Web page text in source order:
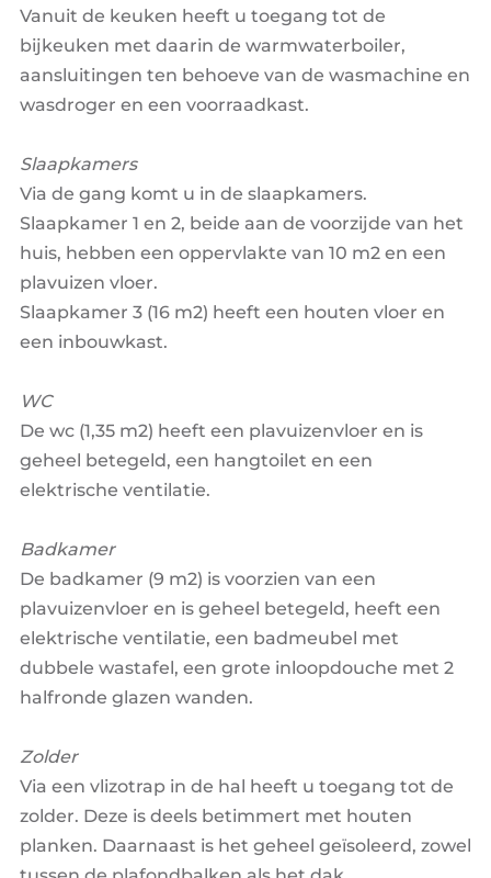
Vanuit de keuken heeft u toegang tot de
bijkeuken met daarin de warmwaterboiler,
aansluitingen ten behoeve van de wasmachine en
wasdroger en een voorraadkast.
Slaapkamers
Via de gang komt u in de slaapkamers.
Slaapkamer 1 en 2, beide aan de voorzijde van het
huis, hebben een oppervlakte van 10 m2 en een
plavuizen vloer.
Slaapkamer 3 (16 m2) heeft een houten vloer en
een inbouwkast.
WC
De wc (1,35 m2) heeft een plavuizenvloer en is
geheel betegeld, een hangtoilet en een
elektrische ventilatie.
Badkamer
De badkamer (9 m2) is voorzien van een
plavuizenvloer en is geheel betegeld, heeft een
elektrische ventilatie, een badmeubel met
dubbele wastafel, een grote inloopdouche met 2
halfronde glazen wanden.
Zolder
Via een vlizotrap in de hal heeft u toegang tot de
zolder. Deze is deels betimmert met houten
planken. Daarnaast is het geheel geïsoleerd, zowel